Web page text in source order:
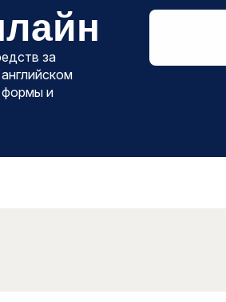
за
формы и